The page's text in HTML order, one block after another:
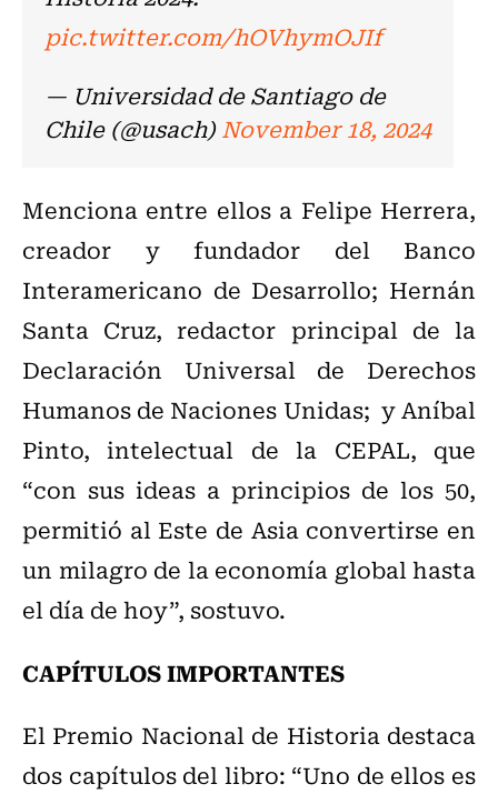
pic.twitter.com/hOVhymOJIf
— Universidad de Santiago de
Chile (@usach)November 18, 2024
Menciona entre ellos a Felipe Herrera,
creador y fundador del Banco
Interamericano de Desarrollo; Hernán
Santa Cruz, redactor principal de la
Declaración Universal de Derechos
Humanos de Naciones Unidas; y Aníbal
Pinto, intelectual de la CEPAL, que
“con sus ideas a principios de los 50,
permitió al Este de Asia convertirse en
un milagro de la economía global hasta
el día de hoy”, sostuvo.
CAPÍTULOS IMPORTANTES
El Premio Nacional de Historia destaca
dos capítulos del libro: “Uno de ellos es